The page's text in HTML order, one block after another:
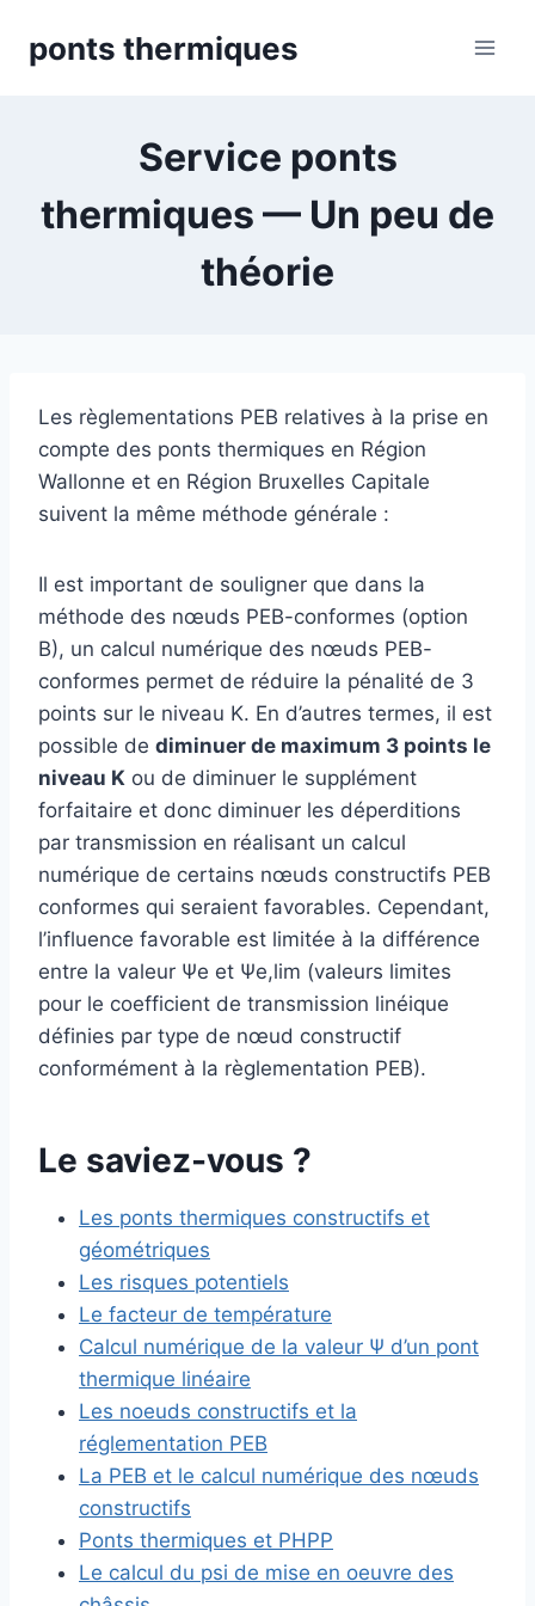
ponts thermiques
Service ponts
thermiques — Un peu de
théorie
Les règlementations PEB relatives à la prise en
compte des ponts thermiques en Région
Wallonne et en Région Bruxelles Capitale
suivent la même méthode générale :
Il est important de souligner que dans la
méthode des nœuds PEB-conformes (option
B), un calcul numérique des nœuds PEB-
conformes permet de réduire la pénalité de 3
points sur le niveau K. En d’autres termes, il est
possible de diminuer de maximum 3 points le
niveau K ou de diminuer le supplément
forfaitaire et donc diminuer les déperditions
par transmission en réalisant un calcul
numérique de certains nœuds constructifs PEB
conformes qui seraient favorables. Cependant,
l’influence favorable est limitée à la différence
entre la valeur Ψe et Ψe,lim (valeurs limites
pour le coefficient de transmission linéique
définies par type de nœud constructif
conformément à la règlementation PEB).
Le saviez-vous ?
Les ponts thermiques constructifs et
géométriques
Les risques potentiels
Le facteur de température
Calcul numérique de la valeur Ψ d’un pont
thermique linéaire
Les noeuds constructifs et la
réglementation PEB
La PEB et le calcul numérique des nœuds
constructifs
Ponts thermiques et PHPP
Le calcul du psi de mise en oeuvre des